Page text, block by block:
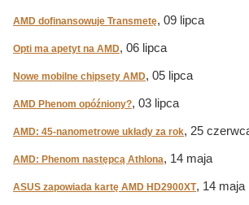
AMD dofinansowuje Transmetę, 09 lipca
Opti ma apetyt na AMD, 06 lipca
Nowe mobilne chipsety AMD, 05 lipca
AMD Phenom opóźniony?, 03 lipca
AMD: 45-nanometrowe układy za rok, 25
AMD: Phenom następcą Athlona, 14 maja
ASUS zapowiada kartę AMD HD2900XT, 14 maja